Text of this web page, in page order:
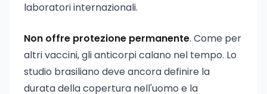
laboratori internazionali.
Non offre protezione permanente. Come per
altri vaccini, gli anticorpi calano nel tempo. Lo
studio brasiliano deve ancora definire la
durata della copertura nell'uomo e la